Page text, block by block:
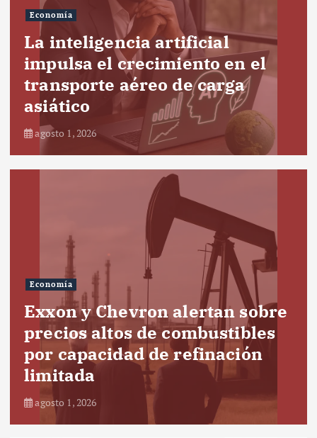
Economía
La inteligencia artificial
impulsa el crecimiento en el
transporte aéreo de carga
asiático
agosto 1, 2026
Economía
Exxon y Chevron alertan sobre
precios altos de combustibles
por capacidad de refinación
limitada
agosto 1, 2026